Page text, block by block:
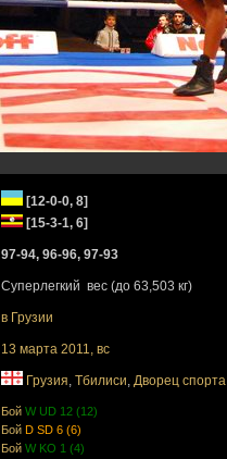
[12-0-0, 8]
[15-3-1, 6]
97-94, 96-96, 97-93
Суперлегкий вес (до 63,503 кг)
в Грузии
13 марта 2011, вс
Грузия, Тбилиси, Дворец спорта
Бой W UD 12 (12)
Бой D SD 6 (6)
Бой W KO 1 (4)